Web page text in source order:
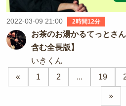
2022-03-09 21:00 2時間12分
お茶のお湯かるてっとさ
含む全長版】
いきくん
«
1 2 ... 19
»